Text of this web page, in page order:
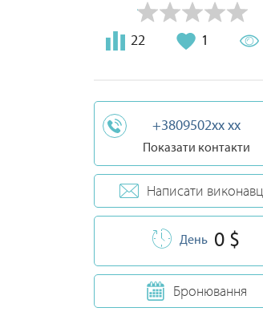
22 1
+3809502xx xx
Показати контакти
Написати
День 0 $
Бронювання